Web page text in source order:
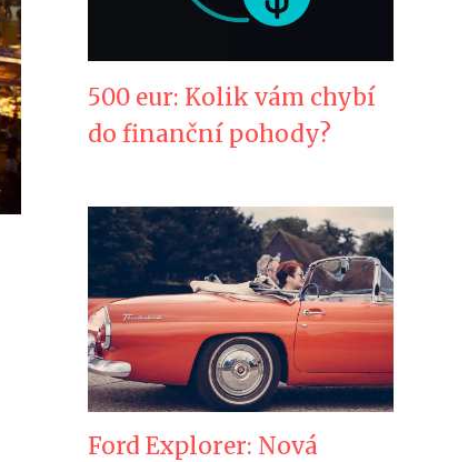
500 eur: Kolik vám chybí
do finanční pohody?
Ford Explorer: Nová